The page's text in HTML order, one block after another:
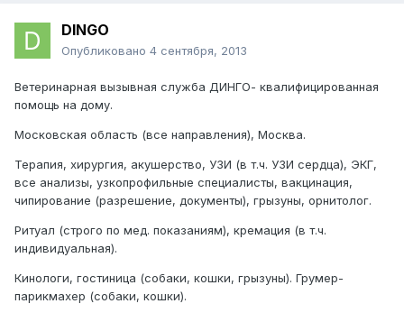
DINGO
Опубликовано 4 сентября, 2013
Ветеринарная вызывная служба ДИНГО- квалифицированная
помощь на дому.
Московская область (все направления), Москва.
Терапия, хирургия, акушерство, УЗИ (в т.ч. УЗИ сердца), ЭКГ,
все анализы, узкопрофильные специалисты, вакцинация,
чипирование (разрешение, документы), грызуны, орнитолог.
Ритуал (строго по мед. показаниям), кремация (в т.ч.
индивидуальная).
Кинологи, гостиница (собаки, кошки, грызуны). Грумер-
парикмахер (собаки, кошки).